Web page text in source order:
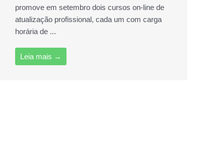
promove em setembro dois cursos on-line de
atualização profissional, cada um com carga
horária de ...
Leia mais →